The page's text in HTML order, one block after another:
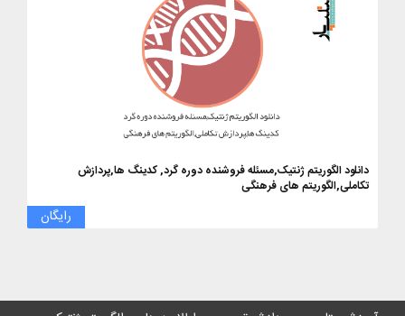
دانلود الگوریتم ژنتیک,مسئله فروشنده دوره گرد, کدینگ ها,پردازش
تکاملی,الگوریتم های فرهنگی
رایگان